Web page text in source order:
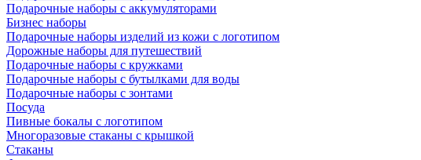
Подарочные наборы с аккумуляторами
Бизнес наборы
Подарочные наборы изделий из кожи с логотипом
Дорожные наборы для путешествий
Подарочные наборы с кружками
Подарочные наборы с бутылками для воды
Подарочные наборы с зонтами
Посуда
Пивные бокалы с логотипом
Многоразовые стаканы с крышкой
Стаканы